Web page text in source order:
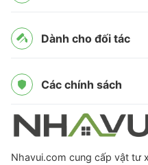
Dành cho đối tác
Các chính sách
Nhavui.com cung cấp vật tư